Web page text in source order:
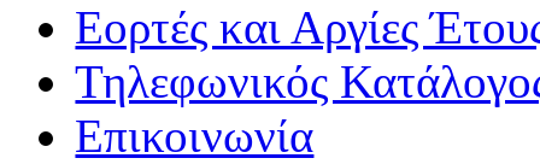
Εορτές και Αργίες
Τηλεφωνικός
Επικοινωνία